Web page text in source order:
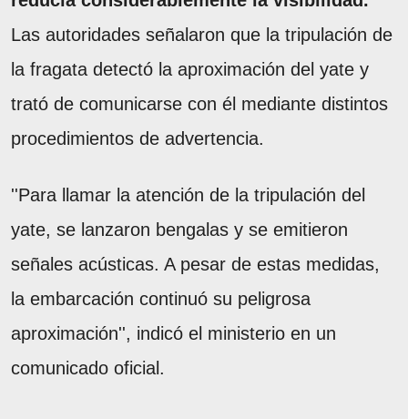
Las autoridades señalaron que la tripulación de
la fragata detectó la aproximación del yate y
trató de comunicarse con él mediante distintos
procedimientos de advertencia.
''Para llamar la atención de la tripulación del
yate, se lanzaron bengalas y se emitieron
señales acústicas. A pesar de estas medidas,
la embarcación continuó su peligrosa
aproximación'', indicó el ministerio en un
comunicado oficial.